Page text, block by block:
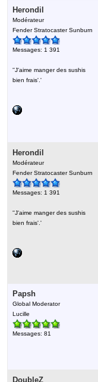
Herondil
Modérateur
Fender Stratocaster Sunburn
Messages: 1 391
''J'aime manger des sushis
bien frais'.'
Herondil
Modérateur
Fender Stratocaster Sunburn
Messages: 1 391
''J'aime manger des sushis
bien frais'.'
Papsh
Global Moderator
Lucille
Messages: 81
DoubleZ